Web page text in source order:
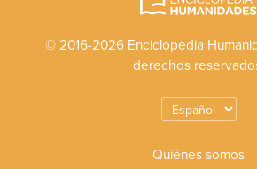
© 2016-2026 Enciclopedia
derechos
Quiénes somos